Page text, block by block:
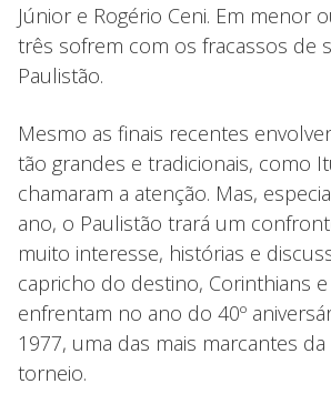
Júnior e Rogério Ceni. Em menor
três sofrem com os fracassos de
Paulistão.
Mesmo as finais recentes
tão grandes e tradicionais, como
chamaram a atenção. Mas,
ano, o Paulistão trará um
muito interesse, histórias e
capricho do destino, Corinthians
enfrentam no ano do 40º
1977, uma das mais marcantes
torneio.